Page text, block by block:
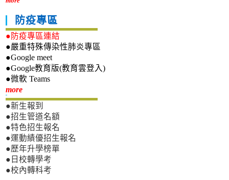
防疫專區
●防疫專區連結
●嚴重特殊傳染性肺炎專區
●Google meet
●Google教育版(教育雲登入)
●微軟 Teams
more新生專區
●新生報到
●招生管道名額
●特色招生報名
●運動績優招生報名
●歷年升學榜單
●日校轉學考
●校內轉科考